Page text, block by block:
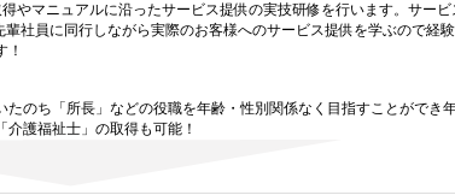
やマニュアルに沿ったサービス提供の実技研修を行います。サー
社員に同行しながら実際のお客様へのサービス提供を学ぶので経
！
たのち「所長」などの役職を年齢・性別関係なく目指すことができ
護福祉士」の取得も可能！